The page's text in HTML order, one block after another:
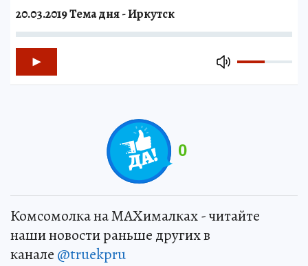
20.03.2019 Тема дня - Иркутск
0
Комсомолка на MAXималках - читайте
наши новости раньше других в
канале @truekpru